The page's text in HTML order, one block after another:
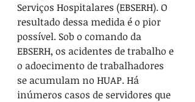
Serviços Hospitalares (EBSERH). O
resultado dessa medida é o pior
possível. Sob o comando da
EBSERH, os acidentes de trabalho e
o adoecimento de trabalhadores
se acumulam no HUAP. Há
inúmeros casos de servidores que